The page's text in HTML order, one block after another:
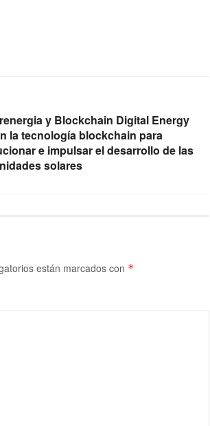
y Blockchain Digital Energy
la tecnología blockchain para
e impulsar el desarrollo de las
solares
están marcados con *